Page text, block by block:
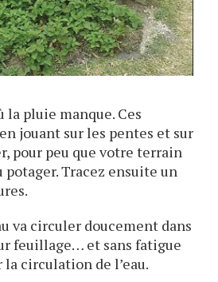
pluie manque. Ces
jouant sur les pentes et sur
pour peu que votre terrain
Tracez ensuite un
va circuler doucement dans
feuillage… et sans fatigue
circulation de l’eau.